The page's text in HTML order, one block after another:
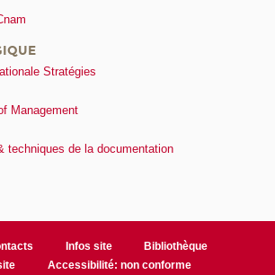
Stratégies
Management
techniques de la documentation
Infos site
Bibliothèque
Accessibilité: non conforme